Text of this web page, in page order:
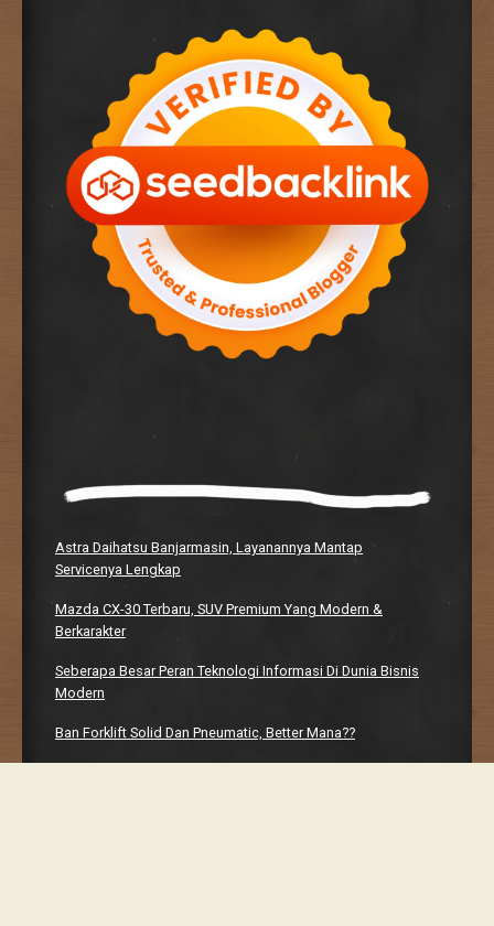
Astra Daihatsu Banjarmasin, Layanannya Mantap
Servicenya Lengkap
Mazda CX-30 Terbaru, SUV Premium Yang Modern &
Berkarakter
Seberapa Besar Peran Teknologi Informasi Di Dunia Bisnis
Modern
Ban Forklift Solid Dan Pneumatic, Better Mana??